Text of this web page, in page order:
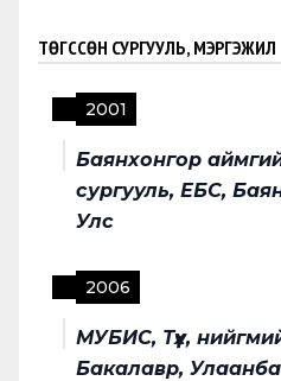
ТӨГССӨН СУРГУУЛЬ, МЭРГЭЖИЛ
2001
Баянхонгор
сургууль, ЕБС,
Улс
2006
МУБИС, Түүх,
Бакалавр,